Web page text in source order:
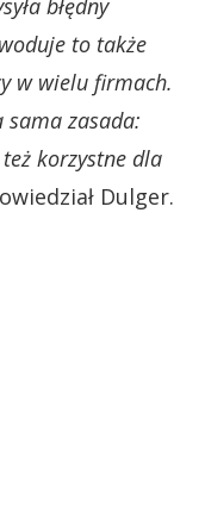
to także
w wielu firmach.
sama zasada:
korzystne dla
Dulger.